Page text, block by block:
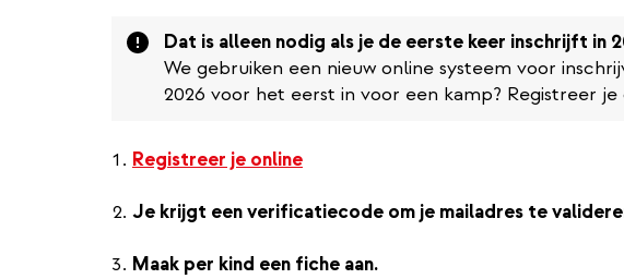
Attention
Dat is alleen nodig als je de eerste keer inschrijft in
We gebruiken een nieuw online systeem voor
2026 voor het eerst in voor een kamp? Registreer je
Registreer je online
Je krijgt een verificatiecode om je mailadres te
Maak per kind een fiche aan.